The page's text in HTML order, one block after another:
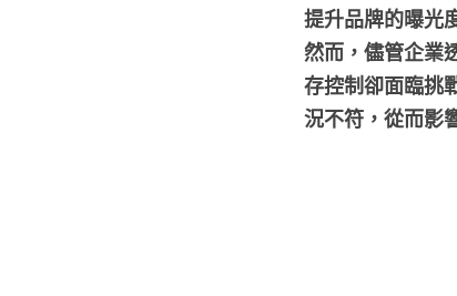
提升品牌的曝光
然而，儘管企業
存控制卻面臨挑
況不符，從而影